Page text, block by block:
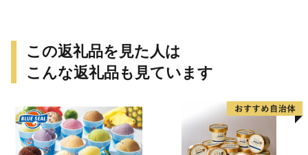
この返礼品を見た人は
こんな返礼品も見ています